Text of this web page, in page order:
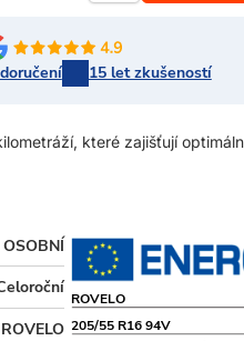
15 let zkušeností
které zajišťují
OSOBNÍ
ROVELO 205/55 R16 94V
ROVELO